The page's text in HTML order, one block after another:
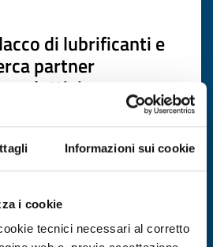
Informazioni sui cookie
i cookie
tecnici necessari al corretto
di lubrificanti e
partner
produttivi